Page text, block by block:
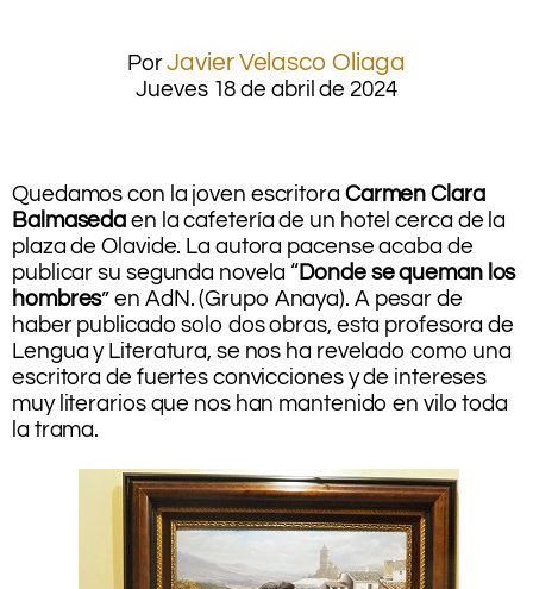
PorJavier Velasco Oliaga
Jueves 18 de abril de 2024
Quedamos con la joven escritora Carmen Clara
Balmaseda en la cafetería de un hotel cerca de la
plaza de Olavide. La autora pacense acaba de
publicar su segunda novela “Donde se queman los
hombres” en AdN. (Grupo Anaya). A pesar de
haber publicado solo dos obras, esta profesora de
Lengua y Literatura, se nos ha revelado como una
escritora de fuertes convicciones y de intereses
muy literarios que nos han mantenido en vilo toda
la trama.